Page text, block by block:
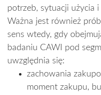
potrzeb, sytuacji użycia
Ważna jest również
sens wtedy, gdy
badaniu CAWI pod
uwzględnia się:
zachowania
moment zakupu,